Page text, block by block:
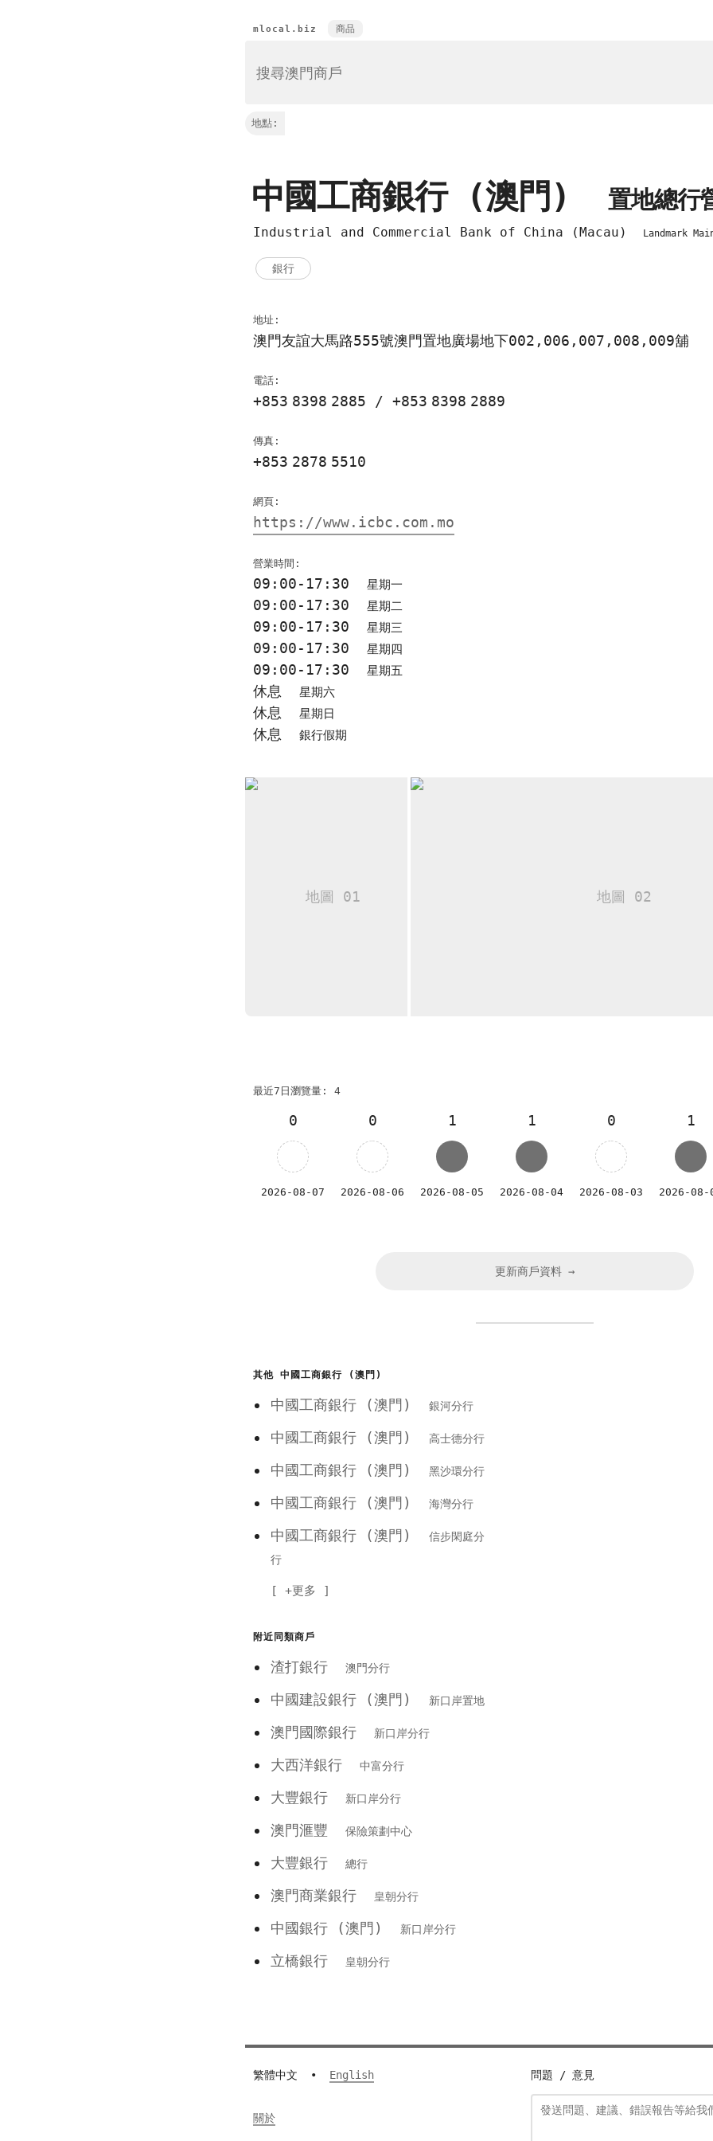
mlocal.biz 商品
地點:
中國工商銀行 (澳門) 置地總行
Industrial and Commercial Bank of China (Macau) Landmark
銀行
地址:
澳門友誼大馬路555號澳門置地廣場地下002,006,007,008,009舖
電話:
+853 8398 2885 / +853 8398 2889
傳真:
+853 2878 5510
網頁:
https://www.icbc.com.mo
營業時間:
09:00-17:30 星期一
09:00-17:30 星期二
09:00-17:30 星期三
09:00-17:30 星期四
09:00-17:30 星期五
休息 星期六
休息 星期日
休息 銀行假期
最近7日瀏覽量: 4
0
2026-08-07
0
2026-08-06
1
2026-08-05
1
2026-08-04
0
2026-08-03
1
2026-08-
更新商戶資料 →
其他 中國工商銀行 (澳門)
中國工商銀行 (澳門) 銀河分行
中國工商銀行 (澳門) 高士德分行
中國工商銀行 (澳門) 黑沙環分行
中國工商銀行 (澳門) 海灣分行
中國工商銀行 (澳門)
信步閑庭分
行
+更多
附近同類商戶
渣打銀行 澳門分行
中國建設銀行 (澳門) 新口岸置地
澳門國際銀行 新口岸分行
大西洋銀行 中富分行
大豐銀行 新口岸分行
澳門滙豐 保險策劃中心
大豐銀行 總行
澳門商業銀行 皇朝分行
中國銀行 (澳門) 新口岸分行
立橋銀行 皇朝分行
繁體中文 • English
關於
問題 / 意見